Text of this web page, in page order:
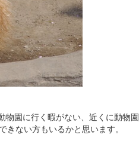
物園に行く暇がない、近くに動物園
ない方もいるかと思います。